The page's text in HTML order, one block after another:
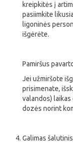
kreipkitės į
pasiimkite
ligoninės
išgėrėte.
Pamiršus
Jei užmiršote
prisimenate,
valandos)
dozės norint
Galimas